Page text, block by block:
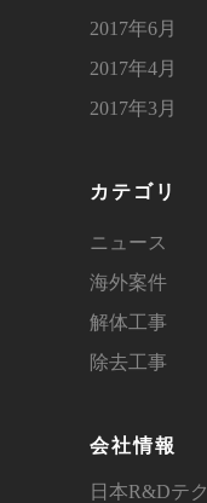
2017年6月
2017年4月
2017年3月
カテゴリ
ニュース
海外案件
解体工事
除去工事
会社情報
日本R&Dテ